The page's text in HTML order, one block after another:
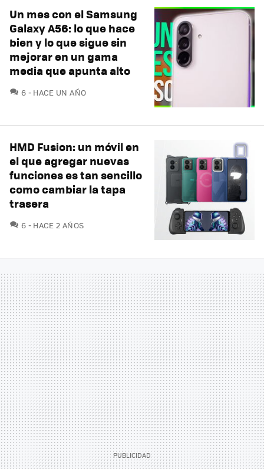
Un mes con el Samsung
Galaxy A56: lo que hace
bien y lo que sigue sin
mejorar en un gama
media que apunta alto
6 COMENTARIOS
HACE UN AÑO
HMD Fusion: un móvil en
el que agregar nuevas
funciones es tan sencillo
como cambiar la tapa
trasera
6 COMENTARIOS
HACE 2 AÑOS